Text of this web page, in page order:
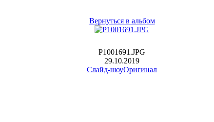
Вернуться в альбом
P1001691.JPG
29.10.2019
Слайд-шоуОригинал